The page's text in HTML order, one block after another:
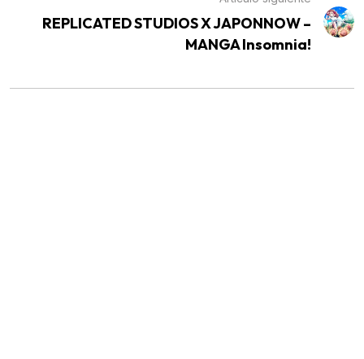
REPLICATED STUDIOS X JAPONNOW –
MANGA Insomnia!